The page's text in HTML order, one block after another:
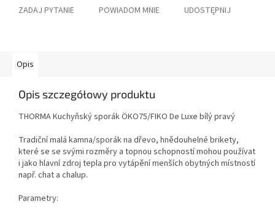
ZADAJ PYTANIE POWIADOM MNIE UDOSTĘPNIJ
Opis
Opis szczegółowy produktu
THORMA Kuchyňský sporák ÖKO75/FIKO De Luxe bílý pravý
Tradiční malá kamna/sporák na dřevo, hnědouhelné brikety,
které se se svými rozměry a topnou schopností mohou používat
i jako hlavní zdroj tepla pro vytápění menších obytných místností
např. chat a chalup.
Parametry: